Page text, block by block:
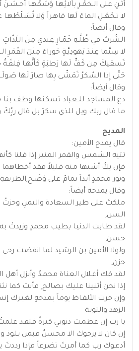
أثْـنِ على الـخَمْـرِ بآلائِهـا وَسَمِّهـا أحـسَـنَ
لا تـجْعَـلِ الماءَ لَها قاهـراً وَلا تُسَلّطْهـا
وقال أيضاً:
الشُربُ في ظُلَّـةِ خَمّـارِ عِندي مِنَ اللَذّاتِ
لا سِيَّما عِنـدَ يَهودِيَّـةٍ حَوراءَ مِثلَ القَمَرِ
تَسقيكَ مِن كَفٍّ لَها رَطبَةٍ كَأَنَّهـا فِلقَـةُ
حَتّى إِذا السُكرُ تَمَشّى بِها صارَ لَها
وقال أيضاً:
دع المساجد للــعباد تسكنها وطف بنا
ما قال ربك ويل للذي سكرَ بل قال ربٍُكَ
المديح
قال يمدح الأمين:
تتيه الشمس والقمر المنير إذا قلنا
فإن يكُ أشبها منه قليلاً فقد أخطاهما
ونور محمدٍ أبداً تمامٌ على وَضَـح ِالطريقةِ
وقال يمدحه أيضاً:
ملكتَ على طير السعادة واليمنِ وحزتُ
السن ِ
لقد طـابت الدنيـا بطيب محمدٍ وزيدتْ به
حسن ِ
ولولا الأمين بن الرشيد لما انقضت رحى
حزن ِ
لقد فك أغـلال العناة محمـدٌ وأنزل
إذا نحن أثنينا عليك بصالح ٍ فأنت كما
وإن جرت الألفـاظ يوماً بمدحةٍ لغيـرك
الزهد والتوبة
يا رب إن عظمـت ذنوبي كثرةً فلقـد
إن كان لا يرجوك الا محسنٌ فبمن يـلوذ
أدعـوك رب كما أمرتَ تضرعاً فإذا رددتَ